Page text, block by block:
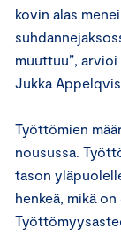
kovin alas
muuttuu”,
Jukka
Työttömien
nousussa.
tason
henkeä, mikä